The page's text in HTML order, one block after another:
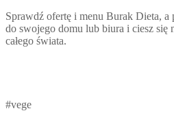
Sprawdź ofertę i menu Burak Dieta, a
do swojego domu lub biura i ciesz się
całego świata.
#vege